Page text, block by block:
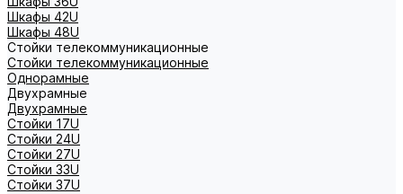
Шкафы 42U
Шкафы 48U
Стойки телекоммуникационные
Стойки телекоммуникационные
Однорамные
Двухрамные
Двухрамные
Стойки 17U
Стойки 24U
Стойки 27U
Стойки 33U
Стойки 37U